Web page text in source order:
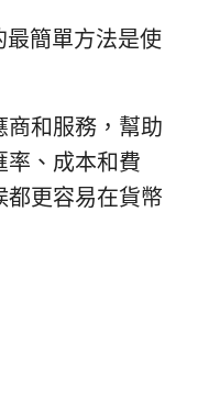
最簡單方法是使
商和服務，幫助
率、成本和費
都更容易在貨幣